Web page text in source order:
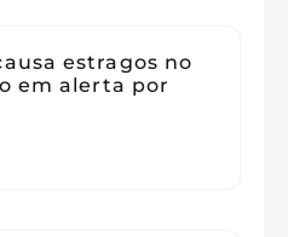
estragos no
em alerta por